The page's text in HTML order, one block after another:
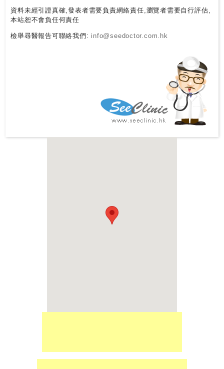
資料未經引證真確,發表者需要負責網絡責任,瀏覽者需要自行評估,
本站恕不會負任何責任
檢舉尋醫報告可聯絡我們: info@seedoctor.com.hk